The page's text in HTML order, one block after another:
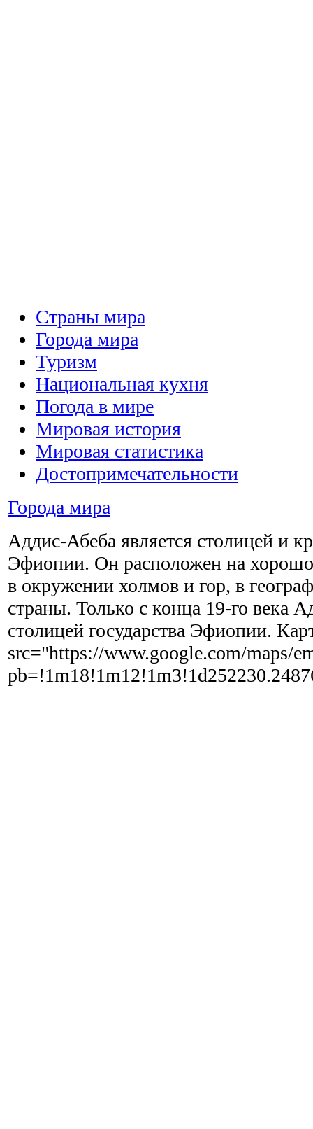
Страны мира
Города мира
Туризм
Национальная кухня
Погода в мире
Мировая история
Мировая статистика
Достопримечательности
Города мира
Аддис-Абеба является столицей и
Эфиопии. Он расположен на
в окружении холмов и гор, в
страны. Только с конца 19-го века
столицей государства Эфиопии.
src="https://www.google.com/maps/